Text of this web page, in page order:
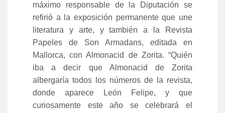
máximo responsable de la Diputación se
refirió a la exposición permanenteque une
literatura y arte, y también a la Revista
Papeles de Son Armadans, editada en
Mallorca, con Almonacid de Zorita. “Quién
iba a decir que Almonacid de Zorita
albergaría todos los números de la revista,
donde aparece León Felipe, y que
curiosamente este año se celebrará el